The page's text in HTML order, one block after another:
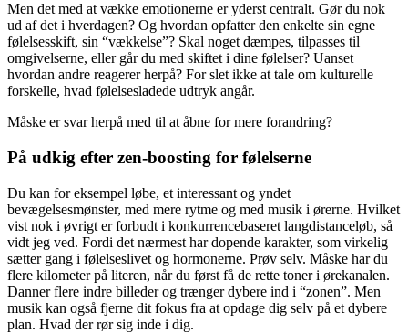
Men det med at vække emotionerne er yderst centralt. Gør du nok
ud af det i hverdagen? Og hvordan opfatter den enkelte sin egne
følelsesskift, sin “vækkelse”? Skal noget dæmpes, tilpasses til
omgivelserne, eller går du med skiftet i dine følelser? Uanset
hvordan andre reagerer herpå? For slet ikke at tale om kulturelle
forskelle, hvad følelsesladede udtryk angår.
Måske er svar herpå med til at åbne for mere forandring?
På udkig efter zen-boosting for følelserne
Du kan for eksempel løbe, et interessant og yndet
bevægelsesmønster, med mere rytme og med musik i ørerne. Hvilket
vist nok i øvrigt er forbudt i konkurrencebaseret langdistanceløb, så
vidt jeg ved. Fordi det nærmest har dopende karakter, som virkelig
sætter gang i følelseslivet og hormonerne. Prøv selv. Måske har du
flere kilometer på literen, når du først få de rette toner i ørekanalen.
Danner flere indre billeder og trænger dybere ind i “zonen”. Men
musik kan også fjerne dit fokus fra at opdage dig selv på et dybere
plan. Hvad der rør sig inde i dig.